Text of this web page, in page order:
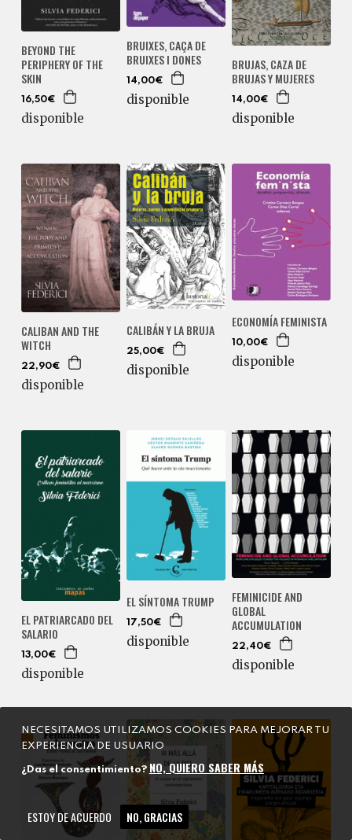
BEYOND THE
PERIPHERY OF THE
SKIN
16,50€
disponible
BRUIXES, CAÇA DE
BRUIXES I DONES
14,00€
disponible
BRUJAS, CAZA DE
BRUJAS Y MUJERES
14,00€
disponible
CALIBAN AND THE
WITCH
22,90€
disponible
CALIBÁN Y LA BRUJA
25,00€
disponible
ECONOMÍA FEMINISTA
10,00€
disponible
EL PATRIARCADO DEL
SALARIO
13,00€
disponible
EL SÍNTOMA TRUMP
17,50€
disponible
FEMINICIDE AND
GLOBAL
ACCUMULATION
22,40€
disponible
NECESITAMOS UTILIZAMOS COOKIES PARA MEJORAR TU
EXPERIENCIA DE USUARIO
¿Das el consentimiento? NO, QUIERO SABER MÁS
ESTOY DE ACUERDO NO, GRACIAS